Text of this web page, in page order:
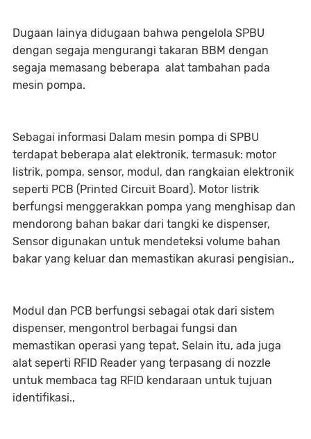
Dugaan lainya didugaan bahwa pengelola SPBU
dengan segaja mengurangi takaran BBM dengan
segaja memasang beberapa alat tambahan pada
mesin pompa.
Sebagai informasi Dalam mesin pompa di SPBU
terdapat beberapa alat elektronik, termasuk: motor
listrik, pompa, sensor, modul, dan rangkaian elektronik
seperti PCB (Printed Circuit Board). Motor listrik
berfungsi menggerakkan pompa yang menghisap dan
mendorong bahan bakar dari tangki ke dispenser,
Sensor digunakan untuk mendeteksi volume bahan
bakar yang keluar dan memastikan akurasi pengisian.,
Modul dan PCB berfungsi sebagai otak dari sistem
dispenser, mengontrol berbagai fungsi dan
memastikan operasi yang tepat, Selain itu, ada juga
alat seperti RFID Reader yang terpasang di nozzle
untuk membaca tag RFID kendaraan untuk tujuan
identifikasi.,